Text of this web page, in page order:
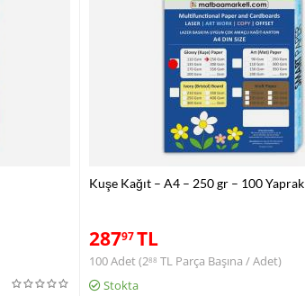
Kuşe Kağıt – A4 – 250 gr – 100 Yaprak
28797TL
100 Adet (288 TLParça Başına / Adet)
Stokta